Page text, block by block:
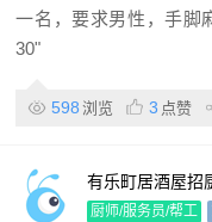
一名，要求男性，手脚
30"
598 浏览 3 点赞
有乐町居酒屋招
15:00-23:30左
厨师/服务员/帮工